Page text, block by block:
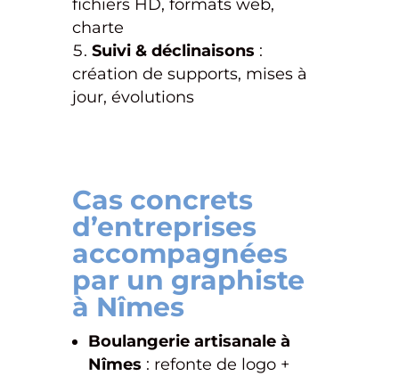
fichiers HD, formats web,
charte
Suivi & déclinaisons :
création de supports, mises à
jour, évolutions
Cas concrets
d’entreprises
accompagnées
par un graphiste
à Nîmes
Boulangerie artisanale à
Nîmes : refonte de logo +